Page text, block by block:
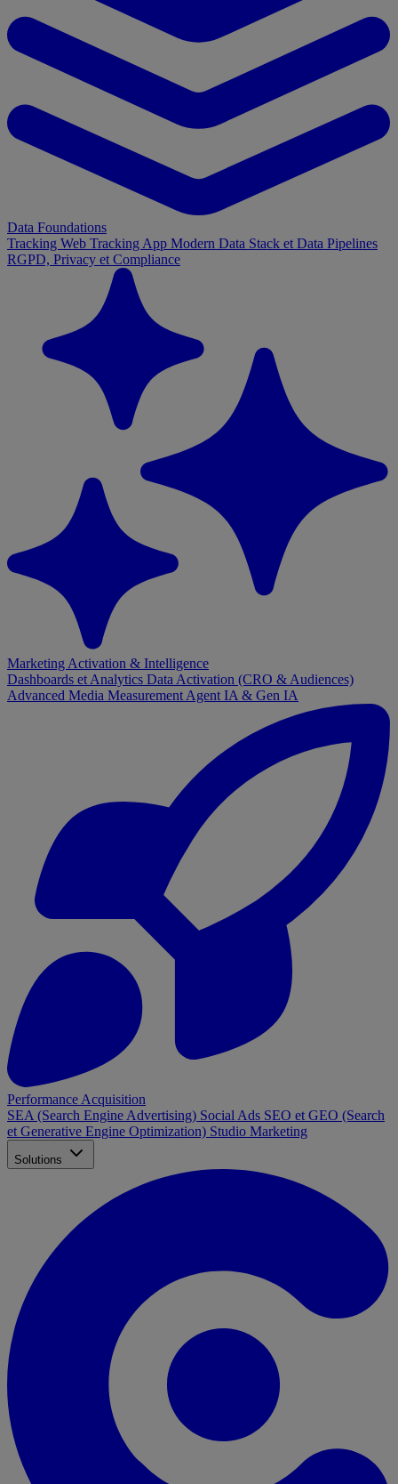
Data Foundations
Tracking Web Tracking App Modern Data Stack et Data Pipelines
RGPD, Privacy et Compliance
Marketing Activation & Intelligence
Dashboards et Analytics Data Activation (CRO & Audiences)
Advanced Media Measurement Agent IA & Gen IA
Performance Acquisition
SEA (Search Engine Advertising) Social Ads SEO et GEO (Search
et Generative Engine Optimization) Studio Marketing
Solutions